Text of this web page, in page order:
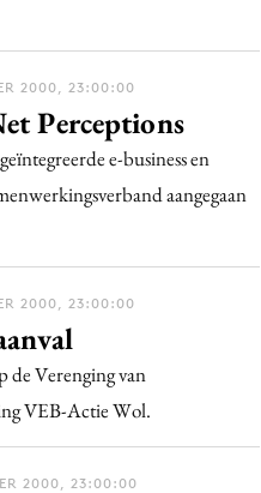
2000, 23:00:00
Perceptions
e-business en
aangegaan
2000, 23:00:00
de Verenging van
VEB-Actie Wol.
2000, 23:00:00